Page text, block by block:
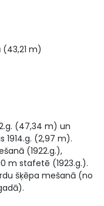
(43,21 m)
(47,34 m) un
1914.g. (2,97 m).
(1922.g.),
m stafetē (1923.g.).
šķēpa mešanā (no